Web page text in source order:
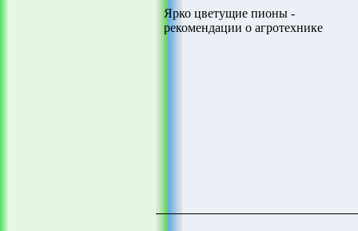
Ярко цветущие пионы -
рекомендации о агротехнике